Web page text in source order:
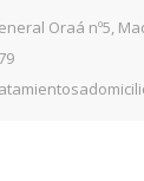
Oraá nº5,